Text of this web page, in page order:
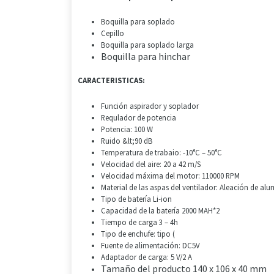
Boquilla para soplado
Cepillo
Boquilla para soplado larga
Boquilla para hinchar
CARACTERISTICAS:
Función aspirador y soplador
Requlador de potencia
Potencia: 100 W
Ruido &lt;90 dB
Temperatura de trabaio: -10°C – 50°C
Velocidad del aire: 20 a 42 m/S
Velocidad máxima del motor: 110000 RPM
Material de las aspas del ventilador: Aleación de
Tipo de batería Li-ion
Capacidad de la batería 2000 MAH*2
Tiempo de carga 3 – 4h
Tipo de enchufe: tipo (
Fuente de alimentación: DC5V
Adaptador de carga: 5 V/2 A
Tamaño del producto 140 x 106 x 40 mm